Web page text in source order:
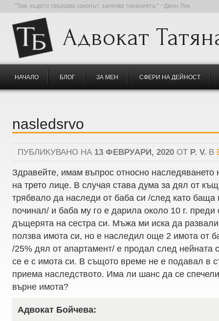
"Там, където свършва законът, започва тиранията." ~Джон Лок
Адвокат
НАЧАЛО БЛОГ ЗА МЕН СФЕРИ НА ДЕЙНОСТ
nasledsrvo
ПУБЛИКУВАНО НА 13 ФЕВРУАРИ, 2020 ОТ P. V. В
Здравейте, имам въпрос относно наследяването
на трето лице. В случая става дума за дял от
трябвало да наследи от баба си /след като баща
починал/ и баба му го е дарила около 10 г. преди
дъщерята на сестра си. Мъжа ми иска да
ползва имота си, но е наследил още 2 имота от
/25% дял от апартамент/ е продал след нейната
се е с имота си. В същото време не е подавал в
приема наследството. Има ли шанс да се
върне имота?
Адвокат Бойчева: